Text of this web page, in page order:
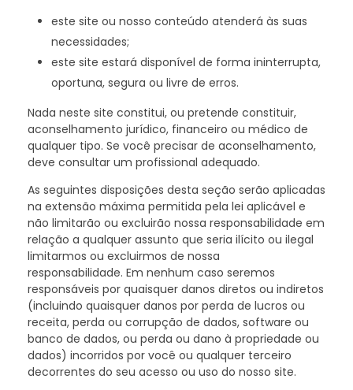
este site ou nosso conteúdo atenderá às suas
necessidades;
este site estará disponível de forma ininterrupta,
oportuna, segura ou livre de erros.
Nada neste site constitui, ou pretende constituir,
aconselhamento jurídico, financeiro ou médico de
qualquer tipo. Se você precisar de aconselhamento,
deve consultar um profissional adequado.
As seguintes disposições desta seção serão aplicadas
na extensão máxima permitida pela lei aplicável e
não limitarão ou excluirão nossa responsabilidade em
relação a qualquer assunto que seria ilícito ou ilegal
limitarmos ou excluirmos de nossa
responsabilidade. Em nenhum caso seremos
responsáveis por quaisquer danos diretos ou indiretos
(incluindo quaisquer danos por perda de lucros ou
receita, perda ou corrupção de dados, software ou
banco de dados, ou perda ou dano à propriedade ou
dados) incorridos por você ou qualquer terceiro
decorrentes do seu acesso ou uso do nosso site.